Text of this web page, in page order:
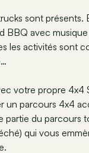
sont présents.
BBQ avec musique
les activités sont
votre propre 4x4
un parcours 4x4
partie du parcours
qui vous